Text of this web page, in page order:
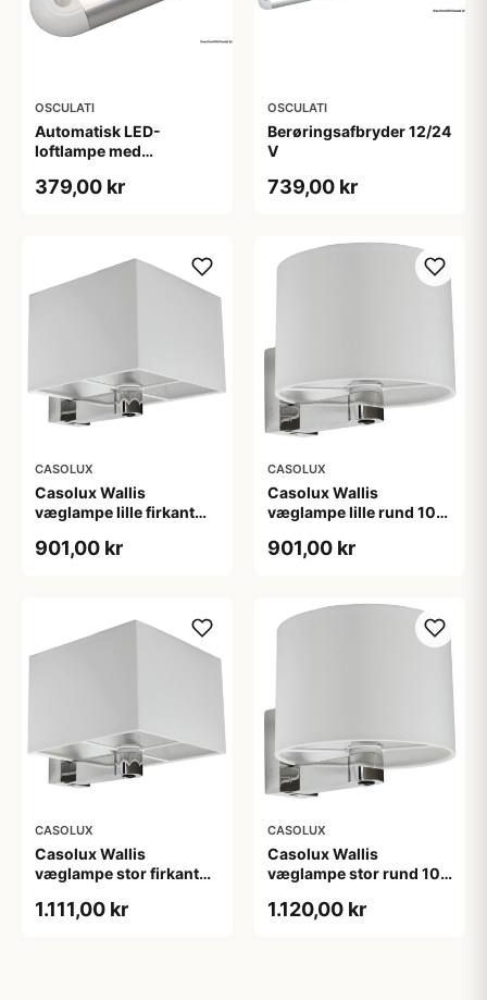
OSCULATI
Automatisk LED-
loftlampe med
379,00 kr
OSCULATI
Berøringsafbryder 12/24
V
739,00 kr
CASOLUX
Casolux Wallis
væglampe lille firkant
901,00 kr
CASOLUX
Casolux Wallis
væglampe lille rund 10-
901,00 kr
CASOLUX
Casolux Wallis
væglampe stor firkant
1.111,00 kr
CASOLUX
Casolux Wallis
væglampe stor rund 10-
1.120,00 kr